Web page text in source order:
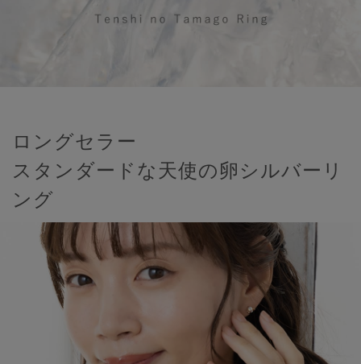
ロングセラー
スタンダードな天使の卵シルバーリ
ング